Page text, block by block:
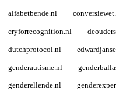
alfabetbende.nl
cryforrecognition.nl
dutchprotocol.nl
genderautisme.nl
genderellende.nl